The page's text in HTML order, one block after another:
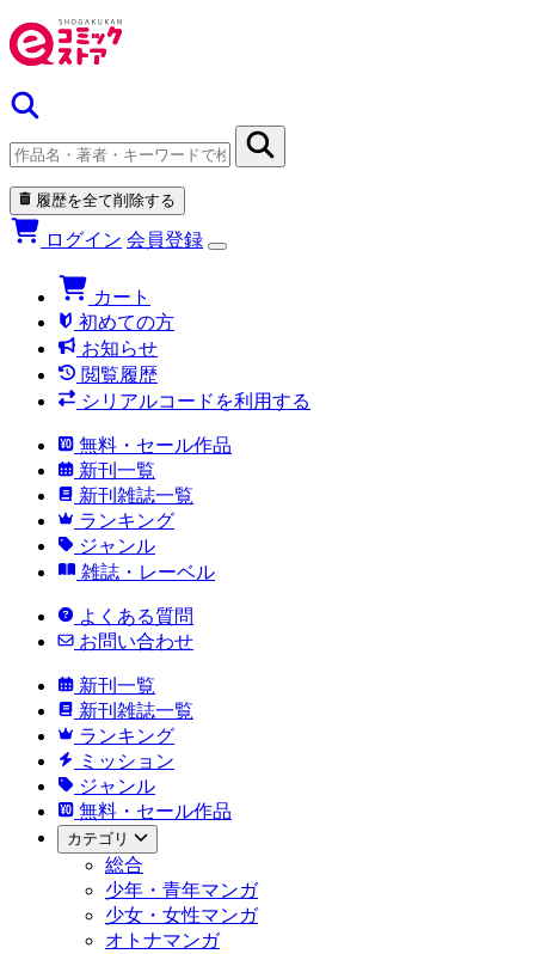
履歴を全て削除する
ログイン 会員登録
カート
初めての方
お知らせ
閲覧履歴
シリアルコードを利用する
無料・セール作品
新刊一覧
新刊雑誌一覧
ランキング
ジャンル
雑誌・レーベル
よくある質問
お問い合わせ
新刊一覧
新刊雑誌一覧
ランキング
ミッション
ジャンル
無料・セール作品
カテゴリ
総合
少年・青年マンガ
少女・女性マンガ
オトナマンガ